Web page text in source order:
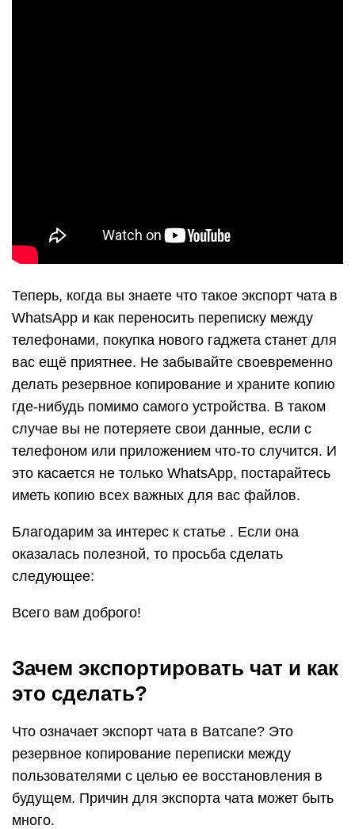
Теперь, когда вы знаете что такое экспорт чата в
WhatsApp и как переносить переписку между
телефонами, покупка нового гаджета станет для
вас ещё приятнее. Не забывайте своевременно
делать резервное копирование и храните копию
где-нибудь помимо самого устройства. В таком
случае вы не потеряете свои данные, если с
телефоном или приложением что-то случится. И
это касается не только WhatsApp, постарайтесь
иметь копию всех важных для вас файлов.
Благодарим за интерес к статье . Если она
оказалась полезной, то просьба сделать
следующее:
Всего вам доброго!
Зачем экспортировать чат и как
это сделать?
Что означает экспорт чата в Ватсапе? Это
резервное копирование переписки между
пользователями с целью ее восстановления в
будущем. Причин для экспорта чата может быть
много.